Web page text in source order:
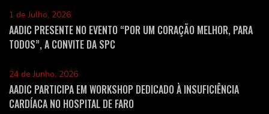
1 de Julho, 2026
AADIC PRESENTE NO EVENTO “POR UM CORAÇÃO MELHOR, PARA
TODOS”, A CONVITE DA SPC
24 de Junho, 2026
AADIC PARTICIPA EM WORKSHOP DEDICADO À INSUFICIÊNCIA
CARDÍACA NO HOSPITAL DE FARO